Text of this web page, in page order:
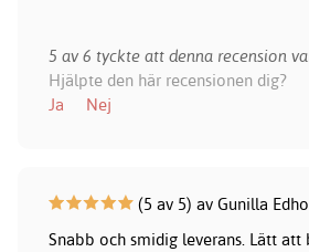
5 av 6 tyckte att denna recension
Hjälpte den här recensionen dig?
Ja
Nej
(5 av 5) av Gunilla
Snabb och smidig leverans. Lätt att